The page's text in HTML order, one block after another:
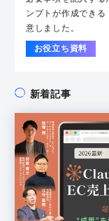
ンプトが作成できる
意しました。
お役立ち資料
新着記事